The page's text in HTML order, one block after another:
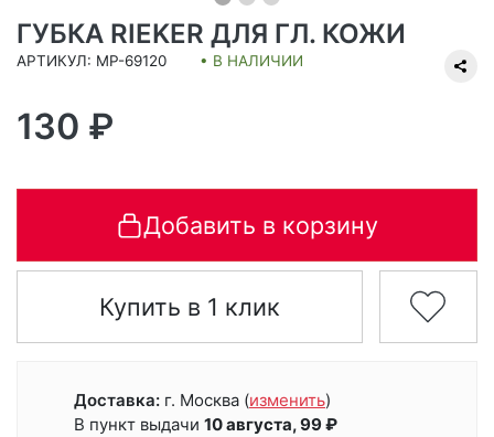
ГУБКА RIEKER ДЛЯ ГЛ. КОЖИ
АРТИКУЛ: MP-69120 • В НАЛИЧИИ
130 ₽
Добавить в корзину
Купить в 1 клик
Доставка: г. Москва (изменить)
В пункт выдачи 10 августа, 99 ₽